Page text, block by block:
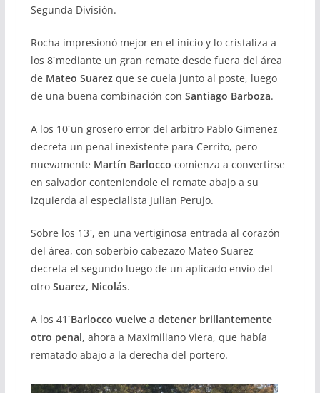
Segunda División.
Rocha impresionó mejor en el inicio y lo cristaliza a
los 8`mediante un gran remate desde fuera del área
de Mateo Suarezque se cuela junto al poste, luego
de una buena combinación con Santiago Barboza.
A los 10´un grosero error del arbitro Pablo Gimenez
decreta un penal inexistente para Cerrito, pero
nuevamente Martín Barlocco comienza a convertirse
en salvador conteniendole el remate abajo a su
izquierda al especialista Julian Perujo.
Sobre los 13`, en una vertiginosa entrada al corazón
del área, con soberbio cabezazo Mateo Suarez
decreta el segundo luego de un aplicado envío del
otro Suarez, Nicolás.
A los 41`Barlocco vuelve a detener brillantemente
otro penal, ahora a Maximiliano Viera, que había
rematado abajo a la derecha del portero.